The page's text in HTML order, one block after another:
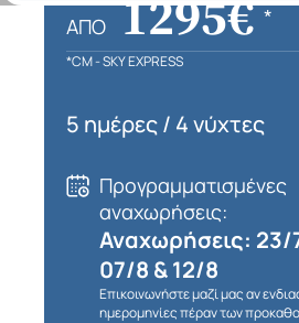
ΑΠΌ 1295€*
*CM - SKY EXPRESS
5 ημέρες / 4 νύχτες
Προγραμματισμένες
αναχωρήσεις:
Αναχωρήσεις: 23/
07/8 & 12/8
Επικοινωνήστε μαζί μας αν
ημερομηνίες πέραν των